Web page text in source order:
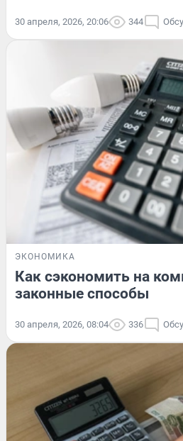
30 апреля, 2026, 20:06 344
ЭКОНОМИКА
Как сэкономить на
законные способы
30 апреля, 2026, 08:04 336